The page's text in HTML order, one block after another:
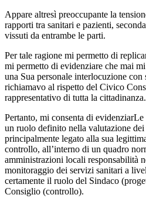
Appare altresì preoccupante la
rapporti tra sanitari e pazienti,
vissuti da entrambe le parti.
Per tale ragione mi permetto di
mi permetto di evidenziare che mai
una Sua personale interlocuzione
richiamavo al rispetto del Civico
rappresentativo di tutta la cittadinanza.
Pertanto, mi consenta di
un ruolo definito nella valutazione
principalmente legato alla sua
controllo, all’interno di un quadro
amministrazioni locali responsabilità
monitoraggio dei servizi sanitari a
certamente il ruolo del Sindaco
Consiglio (controllo).